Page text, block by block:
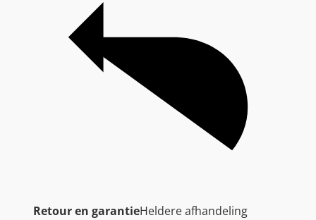
Retour en garantieHeldere afhandeling